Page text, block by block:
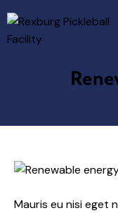
Mauris eu nisi eget